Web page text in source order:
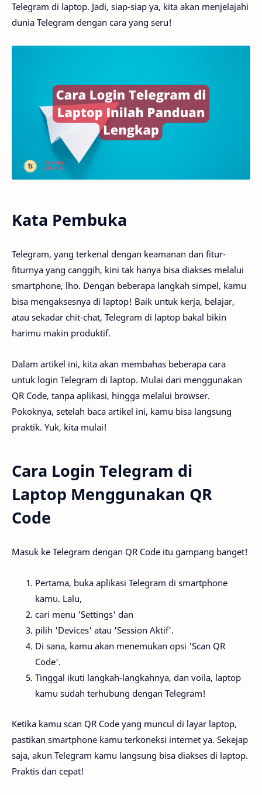
Telegram di laptop. Jadi, siap-siap ya, kita akan menjelajahi
dunia Telegram dengan cara yang seru!
Kata Pembuka
Telegram, yang terkenal dengan keamanan dan fitur-
fiturnya yang canggih, kini tak hanya bisa diakses melalui
smartphone, lho. Dengan beberapa langkah simpel, kamu
bisa mengaksesnya di laptop! Baik untuk kerja, belajar,
atau sekadar chit-chat, Telegram di laptop bakal bikin
harimu makin produktif.
Dalam artikel ini, kita akan membahas beberapa cara
untuk login Telegram di laptop. Mulai dari menggunakan
QR Code, tanpa aplikasi, hingga melalui browser.
Pokoknya, setelah baca artikel ini, kamu bisa langsung
praktik. Yuk, kita mulai!
Cara Login Telegram di
Laptop Menggunakan QR
Code
Masuk ke Telegram dengan QR Code itu gampang banget!
Pertama, buka aplikasi Telegram di smartphone
kamu. Lalu,
cari menu 'Settings' dan
pilih 'Devices' atau 'Session Aktif'.
Di sana, kamu akan menemukan opsi 'Scan QR
Code'.
Tinggal ikuti langkah-langkahnya, dan voila, laptop
kamu sudah terhubung dengan Telegram!
Ketika kamu scan QR Code yang muncul di layar laptop,
pastikan smartphone kamu terkoneksi internet ya. Sekejap
saja, akun Telegram kamu langsung bisa diakses di laptop.
Praktis dan cepat!